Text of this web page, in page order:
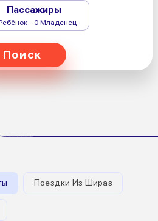
Пассажиры
- 0 Младенец
Поиск
Поездки Из Шираз